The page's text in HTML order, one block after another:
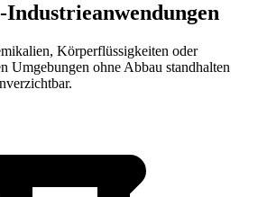
Industrieanwendungen
Körperflüssigkeiten oder
Umgebungen ohne Abbau standhalten